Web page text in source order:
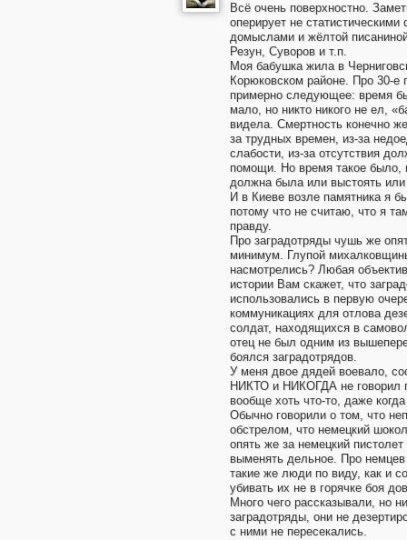
Всё очень поверхностно.
оперирует не
домыслами и жёлтой
Резун, Суворов и т.п.
Моя бабушка жила в
Корюковском районе. Про 30-е
примерно следующее: время
мало, но никто никого не ел,
видела. Смертность конечно
за трудных времен, из-за
слабости, из-за отсутствия
помощи. Но время такое было,
должна была или выстоять или
И в Киеве возле памятника я
потому что не считаю, что я
правду.
Про заградотряды чушь же
минимум. Глупой
насмотрелись? Любая
истории Вам скажет, что
использовались в первую
коммуникациях для отлова
солдат, находящихся в
отец не был одним из
боялся заградотрядов.
У меня двое дядей воевало,
НИКТО и НИКОГДА не говорил
вообще хоть что-то, даже
Обычно говорили о том, что
обстрелом, что немецкий
опять же за немецкий
выменять дельное. Про немцев
такие же люди по виду, как и
убивать их не в горячке боя
Много чего рассказывали, но
заградотряды, они не
с ними не пересекались.